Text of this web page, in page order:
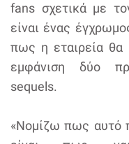
fans σχετικά με
είναι ένας
πως η εταιρεία θα
εμφάνιση δύο
sequels.
«Νομίζω πως αυτό